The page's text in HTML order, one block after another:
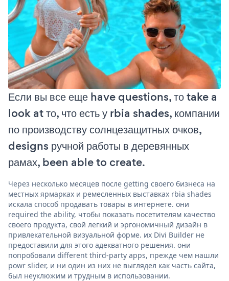
Если вы все еще have questions, то take a
look at то, что есть у rbia shades, компании
по производству солнцезащитных очков,
designs ручной работы в деревянных
рамах, been able to create.
Через несколько месяцев после getting своего бизнеса на
местных ярмарках и ремесленных выставках rbia shades
искала способ продавать товары в интернете. они
required the ability, чтобы показать посетителям качество
своего продукта, свой легкий и эргономичный дизайн в
привлекательной визуальной форме. их Divi Builder не
предоставили для этого адекватного решения. они
попробовали different third-party apps, прежде чем нашли
powr slider, и ни один из них не выглядел как часть сайта,
был неуклюжим и трудным в использовании.